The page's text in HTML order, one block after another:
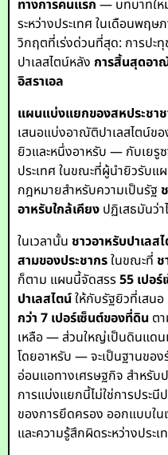
ทางการคนแรก — บทบาทให
ระหว่างประเทศ ในเดือนพฤ
วิกฤตที่เร่งด่วนที่สุด: การปะ
ปาเลสไตน์หลัง การสิ้นสุดอา
อิสราเอล
แผนแบ่งแยกของสหประชา
เสนอแบ่งอาณัติปาเลสไตน์ข
ยิวและหนึ่งอาหรับ — กับเยรูซ
ประเทศ ในขณะที่ผู้นำยิวรับแ
กฎหมายสำหรับความเป็นรัฐ
อาหรับใกล้เคียง ปฏิเสธมันว่
ในเวลานั้นชาวอาหรับปาเล
สามของประชากรในขณะที่ช
ก็ตาม แผนนี้จัดสรร55 เปอ
ปาเลสไตน์ให้กับรัฐยิวที่เสนอ
กว่า 7 เปอร์เซ็นต์ของที่ดิน ต
เหลือ — ส่วนใหญ่เป็นดินแดน
โดยอาหรับ — จะเป็นฐานของ
อ่อนแอทางเศรษฐกิจ สำหรับ
การแบ่งแยกนี้ไม่ใช่การประ
ของการยึดครอง ออกแบบใ
และความรู้สึกผิดระหว่างประ